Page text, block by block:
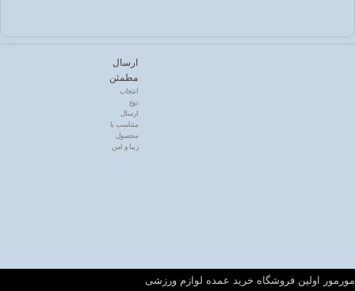
ارسال
مطمئن
انتخاب
نوع
ارسال
متناسب با
محصول
زیبا و امن
مورمور اولین فروشگاه خرید عمده لوازم ورزشی